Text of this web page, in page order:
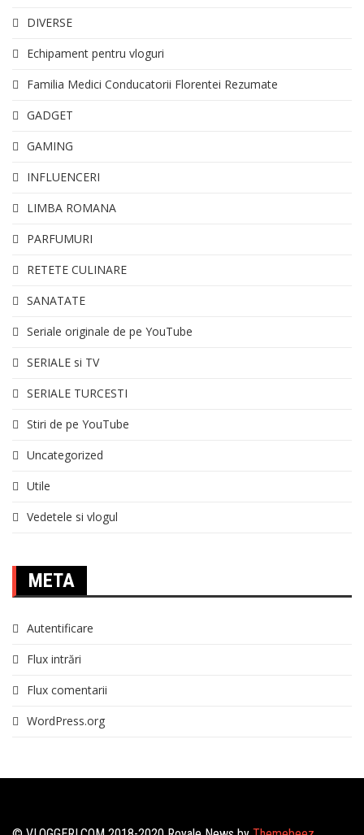
DIVERSE
Echipament pentru vloguri
Familia Medici Conducatorii Florentei Rezumate
GADGET
GAMING
INFLUENCERI
LIMBA ROMANA
PARFUMURI
RETETE CULINARE
SANATATE
Seriale originale de pe YouTube
SERIALE si TV
SERIALE TURCESTI
Stiri de pe YouTube
Uncategorized
Utile
Vedetele si vlogul
META
Autentificare
Flux intrări
Flux comentarii
WordPress.org